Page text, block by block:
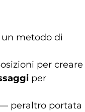
un metodo di
per creare
per
peraltro portata